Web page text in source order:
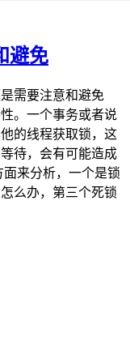
避免
需要注意和避免
。一个事务或者说
的线程获取锁，这
待，会有可能造成
来分析，一个是锁
么办，第三个死锁